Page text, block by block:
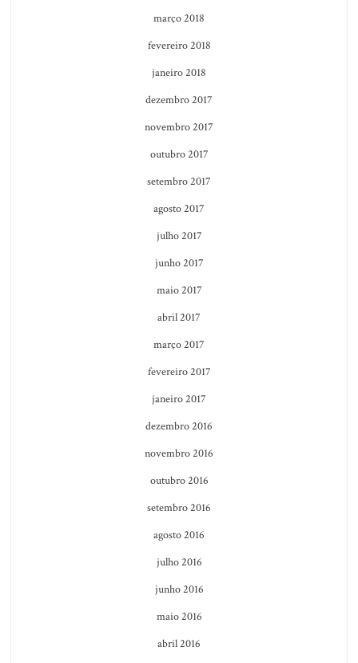
março 2018
fevereiro 2018
janeiro 2018
dezembro 2017
novembro 2017
outubro 2017
setembro 2017
agosto 2017
julho 2017
junho 2017
maio 2017
abril 2017
março 2017
fevereiro 2017
janeiro 2017
dezembro 2016
novembro 2016
outubro 2016
setembro 2016
agosto 2016
julho 2016
junho 2016
maio 2016
abril 2016